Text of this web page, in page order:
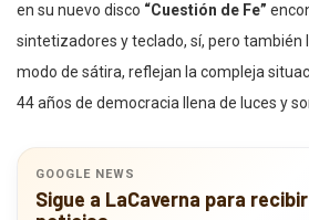
en su nuevo disco “Cuestión de Fe”
sintetizadores y teclado, sí, pero también
modo de sátira, reflejan la compleja
44 años de democracia llena de luces y
GOOGLE NEWS
Sigue a LaCaverna para